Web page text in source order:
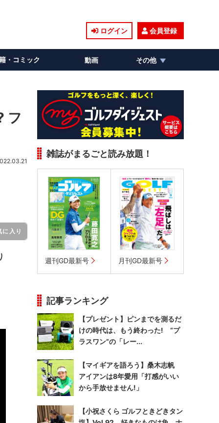
ログイン 会員登録
・コミック 動画 その他
フ
に入り
雑誌がまるごと読み放題！
週刊GD最新号 月刊GD最新号
記事ランキング
【プレゼント】ピンまでを測るだ
けの時代は、もう終わった! “プ
ラスワン”の「レー...
【マイギアを語ろう】桑木志帆
アイアンは8年愛用「打感がいい
から手放せません!」
【小祝さくら ゴルフときどきタン